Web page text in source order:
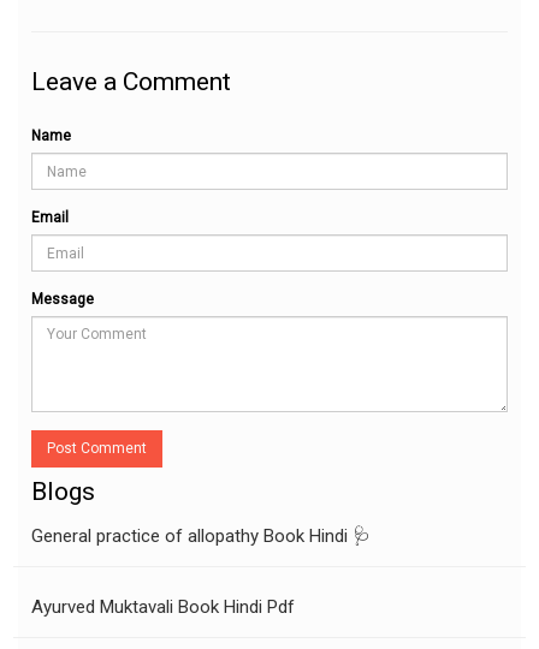
Leave a Comment
Name
Email
Message
Post Comment
Blogs
General practice of allopathy Book Hindi 🩺
Ayurved Muktavali Book Hindi Pdf